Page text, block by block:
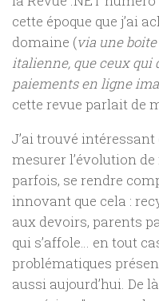
cette époque que j’ai
domaine (via une
italienne, que ceux qui
paiements en ligne
cette revue parlait de
J’ai trouvé
mesurer l’évolution
parfois, se rendre
innovant que cela :
aux devoirs, parents
qui s’affole… en tout
problématiques
aussi aujourd’hui. De